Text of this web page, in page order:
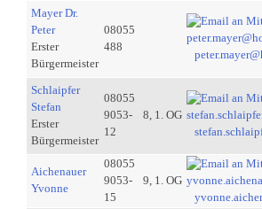
Mayer Dr.
Peter
Erster
Bürgermeister
08055
488
Schlaipfer
Stefan
Erster
Bürgermeister
08055
9053-
12
8, 1. OG
Aichenauer
Yvonne
08055
9053-
15
9, 1. OG